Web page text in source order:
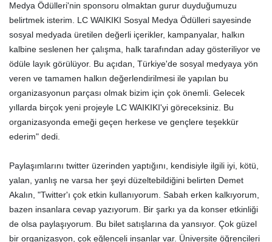
Medya Ödülleri'nin sponsoru olmaktan gurur duyduğumuzu
belirtmek isterim. LC WAIKIKI Sosyal Medya Ödülleri sayesinde
sosyal medyada üretilen değerli içerikler, kampanyalar, halkın
kalbine seslenen her çalışma, halk tarafından aday gösteriliyor ve
ödüle layık görülüyor. Bu açıdan, Türkiye'de sosyal medyaya yön
veren ve tamamen halkın değerlendirilmesi ile yapılan bu
organizasyonun parçası olmak bizim için çok önemli. Gelecek
yıllarda birçok yeni projeyle LC WAIKIKI'yi göreceksiniz. Bu
organizasyonda emeği geçen herkese ve gençlere teşekkür
ederim" dedi.
Paylaşımlarını twitter üzerinden yaptığını, kendisiyle ilgili iyi, kötü,
yalan, yanlış ne varsa her şeyi düzeltebildiğini belirten Demet
Akalın, "Twitter'ı çok etkin kullanıyorum. Sabah erken kalkıyorum,
bazen insanlara cevap yazıyorum. Bir şarkı ya da konser etkinliği
de olsa paylaşıyorum. Bu bilet satışlarına da yansıyor. Çok güzel
bir organizasyon, çok eğlenceli insanlar var. Üniversite öğrencileri